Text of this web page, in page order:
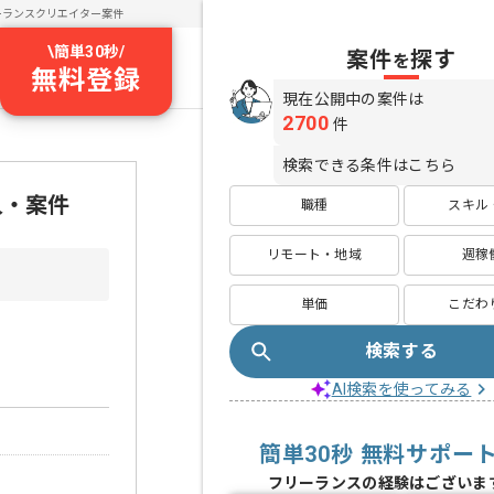
ランスクリエイター案件
\簡単30秒/
無料登録
案件
案件を探す
現在公開中の案件は
2700 件
検索できる条件はこちら
職種 スキル
リモート・地域 週稼
単価 こだわ
検索する
AI検索を使ってみる
簡単30秒 無料サポー
フリーランスの経験はございま